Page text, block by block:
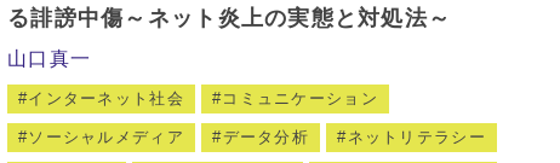
る誹謗中傷～ネット炎上の実態と対処法～
山口真一
インターネット社会 コミュニケーション
ソーシャルメディア データ分析 ネットリテラシー